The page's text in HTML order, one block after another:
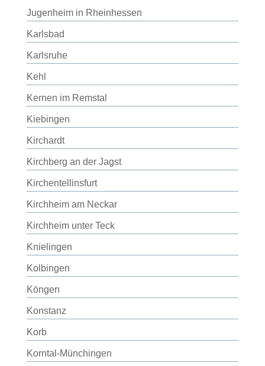
Jugenheim in Rheinhessen
Karlsbad
Karlsruhe
Kehl
Kernen im Remstal
Kiebingen
Kirchardt
Kirchberg an der Jagst
Kirchentellinsfurt
Kirchheim am Neckar
Kirchheim unter Teck
Knielingen
Kolbingen
Köngen
Konstanz
Korb
Korntal-Münchingen